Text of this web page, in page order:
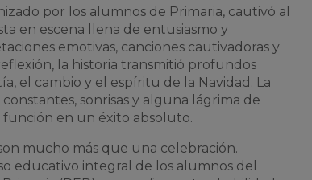
por los alumnos de Primaria, cautivó al
en escena llena de entusiasmo y
emotivas, canciones cautivadoras y
la historia transmitió profundos
el cambio y el espíritu de la Navidad. La
sonrisas y alguna lágrima de
en un éxito absoluto.
mucho más que una celebración.
educativo integral de los alumnos del